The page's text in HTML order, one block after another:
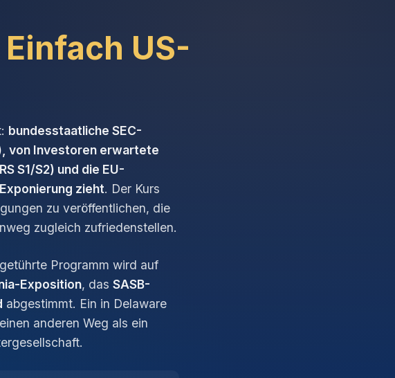
Einfach US-
bundesstaatliche SEC-
von Investoren erwartete
S1/S2) und die EU-
zieht. Der Kurs
zu veröffentlichen, die
zugleich zufriedenstellen.
Programm wird auf
Exposition, das SASB-
abgestimmt. Ein in Delaware
anderen Weg als ein